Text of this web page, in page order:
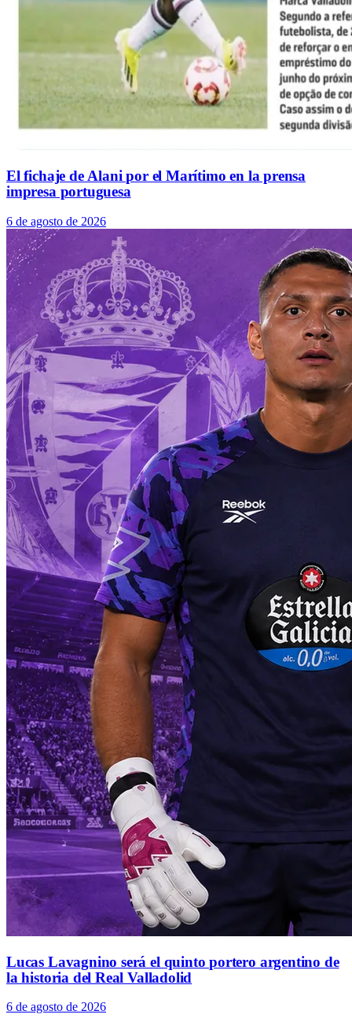
El fichaje de Alani por el Marítimo en la prensa
impresa portuguesa
6 de agosto de 2026
Lucas Lavagnino será el quinto portero argentino de
la historia del Real Valladolid
6 de agosto de 2026